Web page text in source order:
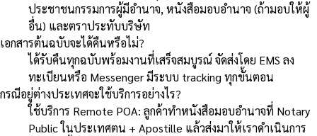
ประชาชนกรรมการผู้มีอำนาจ, หนังสือมอบอำนาจ (ถ้ามอบให้ผู้
อื่น) และตราประทับบริษัท
เอกสารต้นฉบับจะได้คืนหรือไม่?
ได้รับคืนทุกฉบับพร้อมงานที่เสร็จสมบูรณ์ จัดส่งโดย EMS ลง
ทะเบียนหรือ Messenger มีระบบ tracking ทุกขั้นตอน
กรณีอยู่ต่างประเทศจะใช้บริการอย่างไร?
ใช้บริการ Remote POA: ลูกค้าทำหนังสือมอบอำนาจที่ Notary
Public ในประเทศตน + Apostille แล้วส่งมาให้เราดำเนินการ